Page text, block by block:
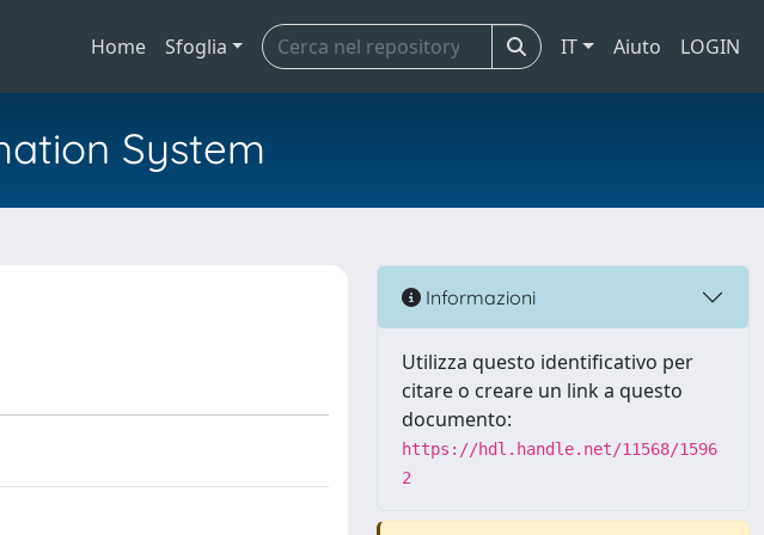
Home Sfoglia IT Aiuto LOGIN
System
Informazioni
Utilizza questo identificativo per
citare o creare un link a questo
documento:
https://hdl.handle.net/11568/1596
2